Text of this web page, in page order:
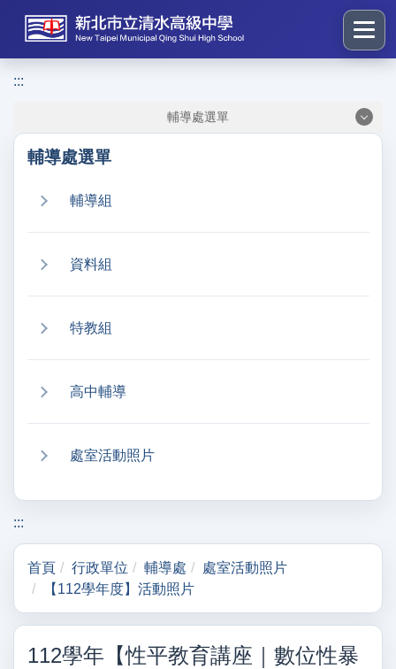
到
區
塊
:::
輔導處選單
輔導處選單
輔導組
資料組
特教組
高中輔導
處室活動照片
:::
首頁 行政單位 輔導處
處室活動照片
【112學年度】活動照片
112學年【性平教育講座｜數位性暴